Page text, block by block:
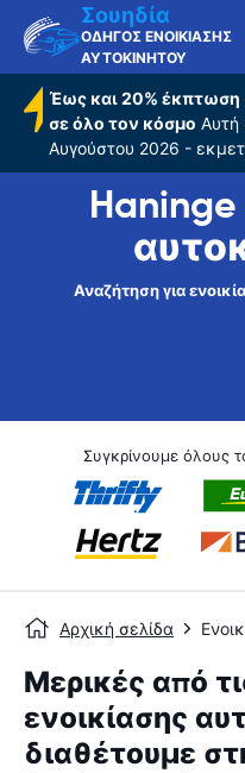
Σουηδία
ΟΔΗΓΟΣ ΕΝΟΙΚΙΑΣΗΣ
ΑΥΤΟΚΙΝΗΤΟΥ
Έως και 20% έκπτωση
σε όλο τον κόσμο Αυτή
Αυγούστου 2026 -
Αναζήτηση για
Συγκρίνουμε όλους
Αρχική σελίδα
Μερικές από
ενοικίασης
διαθέτουμε